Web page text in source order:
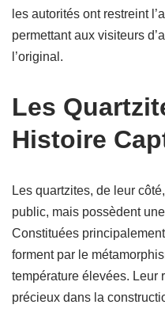
les autorités ont restreint
permettant aux visiteurs
l’original.
Les
Histoire
Les quartzites, de leur
public, mais possèdent
Constituées
forment par le
température élevées. Leur
précieux dans la